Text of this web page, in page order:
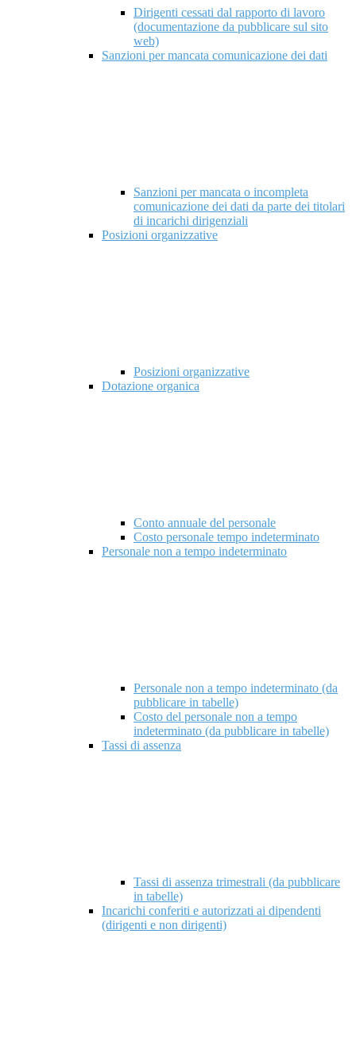
Dirigenti cessati dal rapporto di lavoro
(documentazione da pubblicare sul sito
web)
Sanzioni per mancata comunicazione dei dati
Sanzioni per mancata o incompleta
comunicazione dei dati da parte dei titolari
di incarichi dirigenziali
Posizioni organizzative
Posizioni organizzative
Dotazione organica
Conto annuale del personale
Costo personale tempo indeterminato
Personale non a tempo indeterminato
Personale non a tempo indeterminato (da
pubblicare in tabelle)
Costo del personale non a tempo
indeterminato (da pubblicare in tabelle)
Tassi di assenza
Tassi di assenza trimestrali (da pubblicare
in tabelle)
Incarichi conferiti e autorizzati ai dipendenti
(dirigenti e non dirigenti)